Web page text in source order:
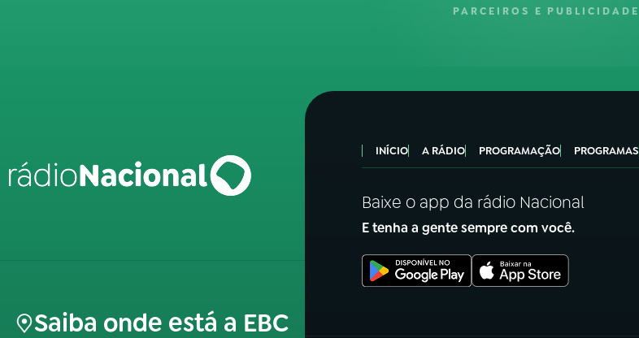
PARCEIROS E PUBLICIDADE
Saiba onde está a EBC
INÍCIO A RÁDIO PROGRAMAÇÃO PROGRAMAS
Baixe o app da rádio Nacional
E tenha a gente sempre com você.